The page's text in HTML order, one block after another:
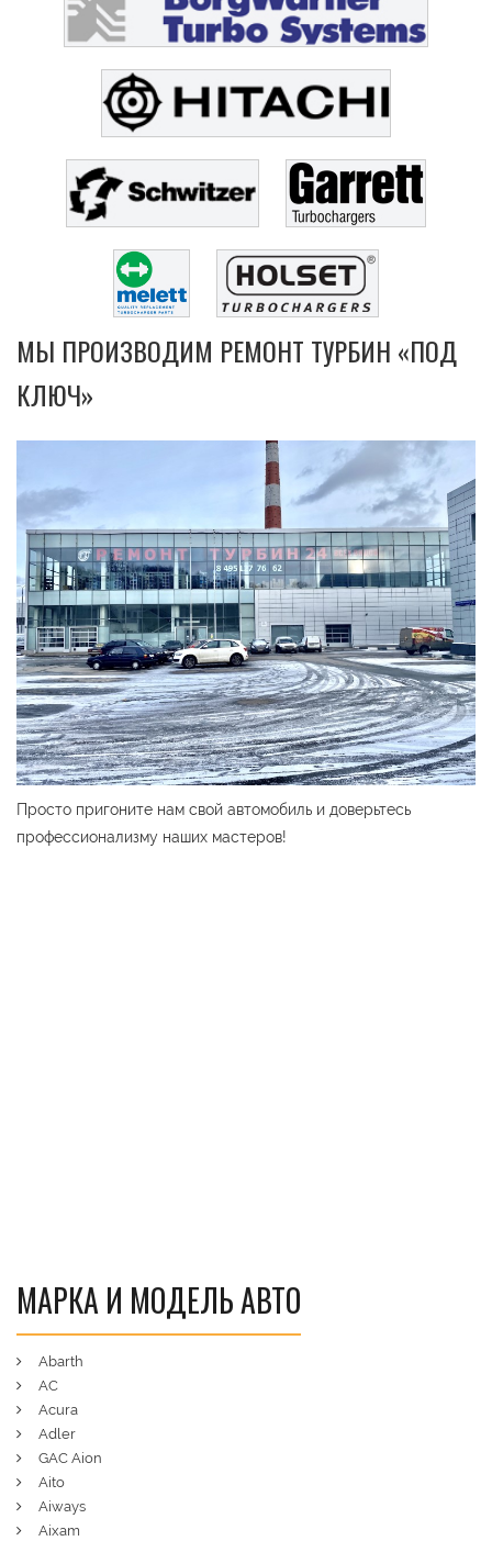
МЫ ПРОИЗВОДИМ РЕМОНТ ТУРБИН «ПОД
КЛЮЧ»
Просто пригоните нам свой автомобиль и доверьтесь
профессионализму наших мастеров!
МАРКА И МОДЕЛЬ АВТО
Abarth
AC
Acura
Adler
GAC Aion
Aito
Aiways
Aixam